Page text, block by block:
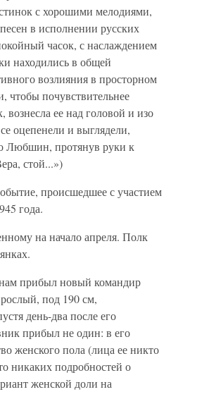
с хорошими мелодиями,
в исполнении русских
часок, с наслаждением
находились в общей
возлияния в просторном
чтобы почувствительнее
ее над головой и изо
оцепенели и выглядели,
Любшин, протянув руки к
стой...»)
происшедшее с участием
года.
на начало апреля. Полк
нам прибыл новый командир
под 190 см,
день-два после его
прибыл не один: в его
женского пола (лица ее никто
никаких подробностей о
женской доли на